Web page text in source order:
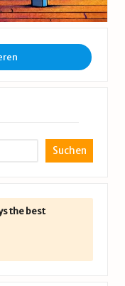
Suchen
the best